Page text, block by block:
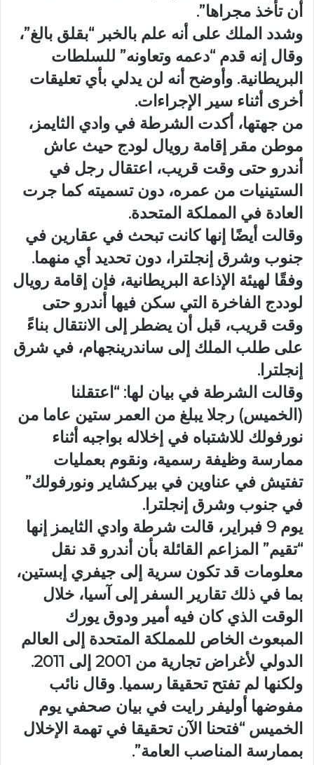
أن تأخذ مجراها”.
وشدد الملك على أنه علم بالخبر “بقلق بالغ”،
وقال إنه قدم “دعمه وتعاونه” للسلطات
البريطانية. وأوضح أنه لن يدلي بأي تعليقات
أخرى أثناء سير الإجراءات.
من جهتها، أكدت الشرطة في وادي الثايمز،
موطن مقر إقامة رويال لودج حيث عاش
أندرو حتى وقت قريب، اعتقال رجل في
الستينيات من عمره، دون تسميته كما جرت
العادة في المملكة المتحدة.
وقالت أيضًا إنها كانت تبحث في عقارين في
جنوب وشرق إنجلترا، دون تحديد أي منهما.
وفقًا لهيئة الإذاعة البريطانية، فإن إقامة رويال
لوددج الفاخرة التي سكن فيها أندرو حتى
وقت قريب، قبل أن يضطر إلى الانتقال بناءً
على طلب الملك إلى ساندرينجهام، في شرق
إنجلترا.
وقالت الشرطة في بيان لها: “اعتقلنا
(الخميس) رجلا يبلغ من العمر ستين عاما من
نورفولك للاشتباه في إخلاله بواجبه أثناء
ممارسة وظيفة رسمية، ونقوم بعمليات
تفتيش في عناوين في بيركشاير ونورفولك”
في جنوب وشرق إنجلترا.
يوم 9 فبراير، قالت شرطة وادي الثايمز إنها
“تقيم” المزاعم القائلة بأن أندرو قد نقل
معلومات قد تكون سرية إلى جيفري إبستين،
بما في ذلك تقارير السفر إلى آسيا، خلال
الوقت الذي كان فيه أمير ودوق يورك
المبعوث الخاص للمملكة المتحدة إلى العالم
الدولي لأغراض تجارية من 2001 إلى 2011.
ولكنها لم تفتح تحقيقا رسميا. وقال نائب
مفوضها أوليفر رايت في بيان صحفي يوم
الخميس “فتحنا الآن تحقيقا في تهمة الإخلال
بممارسة المناصب العامة”.